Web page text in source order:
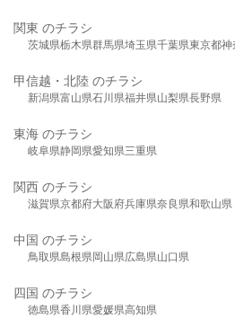
関東 のチラシ
茨城県栃木県群馬県埼玉県千葉県東京都神
甲信越・北陸 のチラシ
新潟県富山県石川県福井県山梨県長野県
東海 のチラシ
岐阜県静岡県愛知県三重県
関西 のチラシ
滋賀県京都府大阪府兵庫県奈良県和歌山県
中国 のチラシ
鳥取県島根県岡山県広島県山口県
四国 のチラシ
徳島県香川県愛媛県高知県